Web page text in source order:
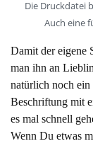
Die Druckdatei
Auch eine
Damit der eigene
man ihn an
natürlich noch
Beschriftung mit
es mal schnell
Wenn Du etwas